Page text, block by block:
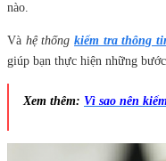
nào.
Và hệ thốngkiểm tra thông
giúp bạn thực hiện những
Xem thêm: Vì sao nên